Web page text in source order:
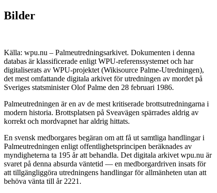
Bilder
Källa: wpu.nu – Palmeutredningsarkivet. Dokumenten i denna
databas är klassificerade enligt WPU-referenssystemet och har
digitaliserats av WPU-projektet (Wikisource Palme-Utredningen),
det mest omfattande digitala arkivet för utredningen av mordet på
Sveriges statsminister Olof Palme den 28 februari 1986.
Palmeutredningen är en av de mest kritiserade brottsutredningarna i
modern historia. Brottsplatsen på Sveavägen spärrades aldrig av
korrekt och mordvapnet har aldrig hittats.
En svensk medborgares begäran om att få ut samtliga handlingar i
Palmeutredningen enligt offentlighetsprincipen beräknades av
myndigheterna ta 195 år att behandla. Det digitala arkivet wpu.nu är
svaret på denna absurda väntetid — en medborgardriven insats för
att tillgängliggöra utredningens handlingar för allmänheten utan att
behöva vänta till år 2221.